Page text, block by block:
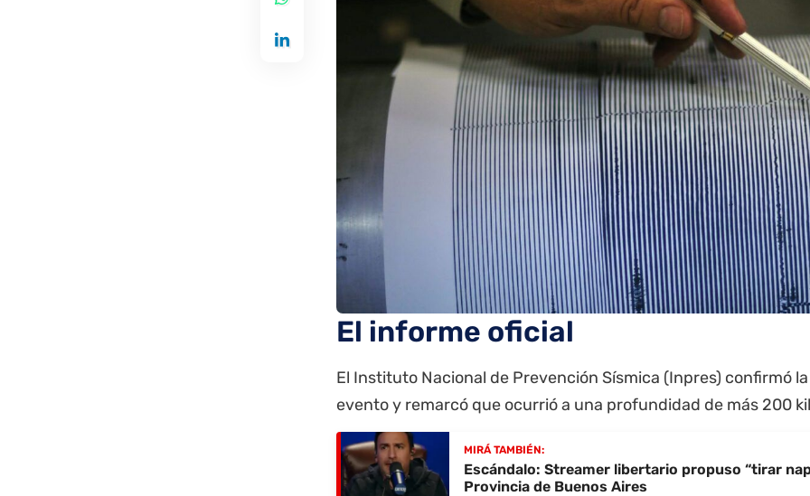
El informe oficial
El Instituto Nacional de Prevención Sísmica (Inpres) confirmó
evento y remarcó que ocurrió a una profundidad de más 200
MIRÁ TAMBIÉN:
Escándalo: Streamer libertario propuso “tirar
Provincia de Buenos Aires